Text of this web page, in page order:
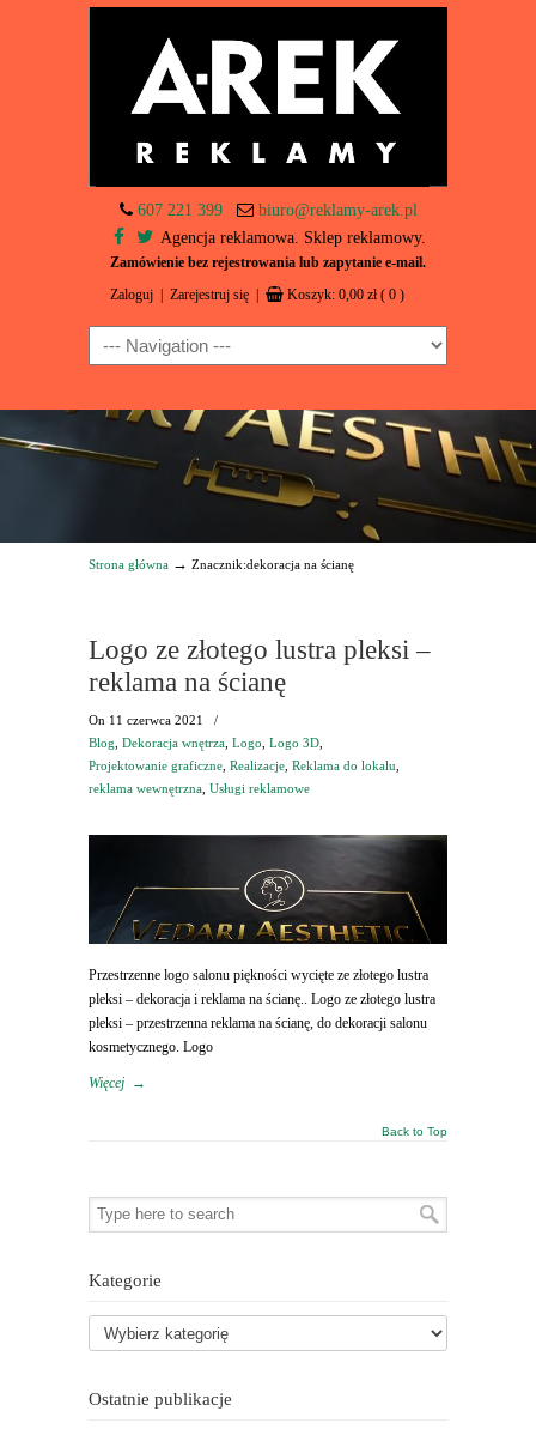
607 221 399
biuro@reklamy-arek.pl
Agencja reklamowa. Sklep reklamowy.
Zamówienie bez rejestrowania lub zapytanie e-mail.
Zaloguj Zarejestruj się Koszyk: 0,00 zł ( 0 )
Navigation
Strona główna → Znacznik:dekoracja na ścianę
Logo ze złotego lustra pleksi –
reklama na ścianę
On 11 czerwca 2021
/
Blog Dekoracja wnętrza Logo Logo 3D
Projektowanie graficzne Realizacje Reklama do lokalu
reklama wewnętrzna Usługi reklamowe
Przestrzenne logo salonu piękności wycięte ze złotego lustra
pleksi – dekoracja i reklama na ścianę.. Logo ze złotego lustra
pleksi – przestrzenna reklama na ścianę, do dekoracji salonu
kosmetycznego. Logo
Więcej →
Back to Top
Kategorie
Ostatnie publikacje